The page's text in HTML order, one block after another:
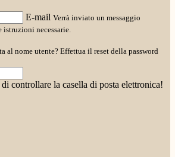
E-mail Verrà inviato un messaggio
necessarie.
al nome utente? Effettua il reset della password
controllare la casella di posta elettronica!